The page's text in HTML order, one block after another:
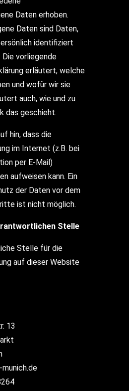
Daten erhoben.
Daten sind Daten,
identifiziert
Die vorliegende
erläutert, welche
und wofür wir sie
auch, wie und zu
das geschieht.
hin, dass die
im Internet (z.B. bei
per E-Mail)
aufweisen kann. Ein
der Daten vor dem
ist nicht möglich.
Stelle
Stelle für die
auf dieser Website
13